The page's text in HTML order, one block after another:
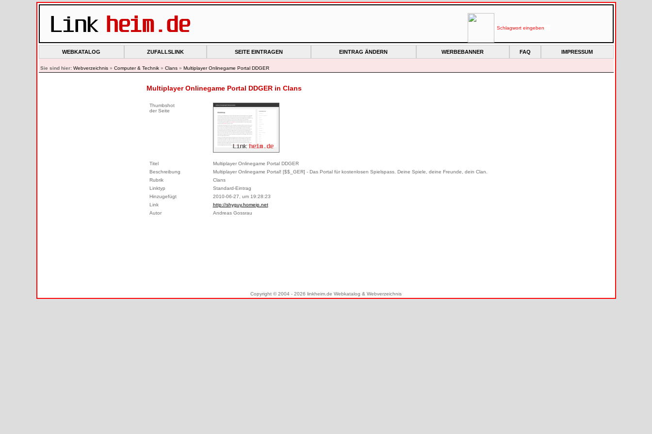
WEBKATALOG ZUFALLSLINK SEITE EINTRAGEN EINTRAG ÄNDERN WERBEBANNER FAQ IMPRESSUM
Sie sind hier: Webverzeichnis» Computer & Technik» Clans» Multiplayer Onlinegame Portal DDGER
Multiplayer Onlinegame Portal DDGER in Clans
Thumbshot
der Seite
Titel
Multiplayer Onlinegame Portal DDGER
Beschreibung
Multiplayer Onlinegame Portal! [$$_GER] - Das Portal für kostenlosen Spielspass. Deine Spiele, deine Freunde, dein Clan.
Rubrik
Clans
Linktyp
Standard-Eintrag
Hinzugefügt
2010-06-27, um 19:28:23
Link
http://shyguy.homeip.net
Autor
Andreas Gossrau
Copyright © 2004 - 2026 linkheim.de Webkatalog & Webverzeichnis